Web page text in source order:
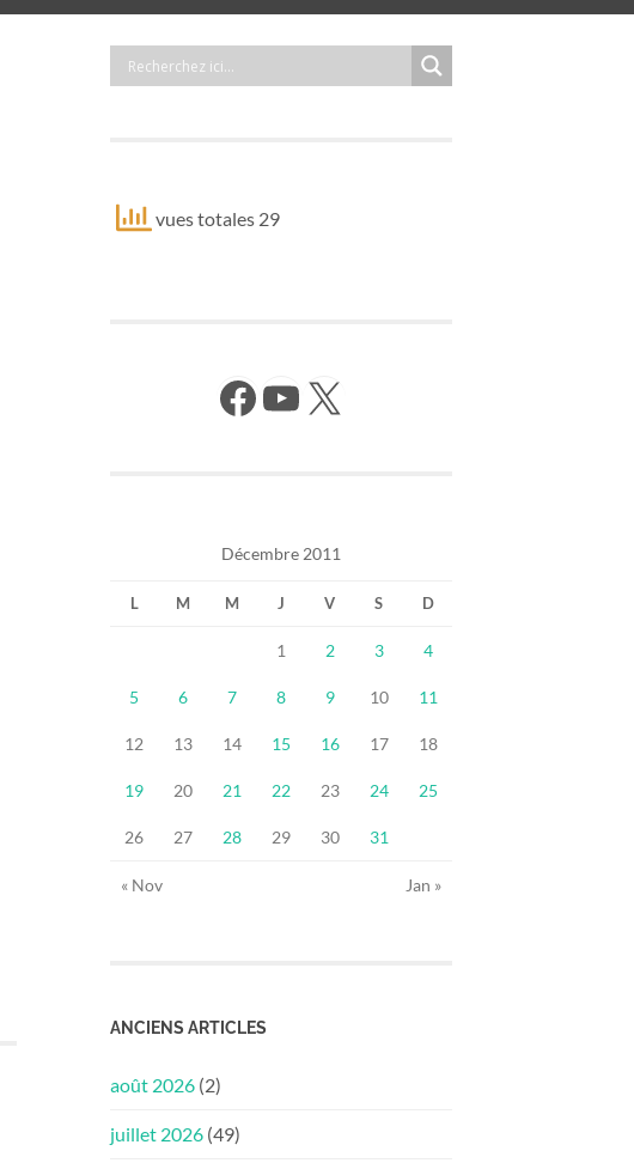
vues totales 29
Facebook YouTube X
Décembre 2011
L M M J V S D
1 2 3 4
5 6 7 8 9 10 11
12 13 14 15 16 17 18
19 20 21 22 23 24 25
26 27 28 29 30 31
« Nov Jan »
ANCIENS ARTICLES
août 2026 (2)
juillet 2026 (49)